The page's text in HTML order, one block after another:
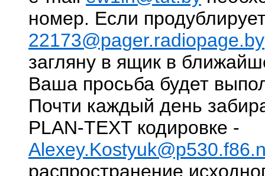
номер. Если
22173@pager.radiopage.by
загляну в ящик в
Ваша просьба будет
Почти каждый день
PLAN-TEXT кодировке -
распространение